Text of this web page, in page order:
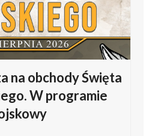
na obchody Święta
W programie